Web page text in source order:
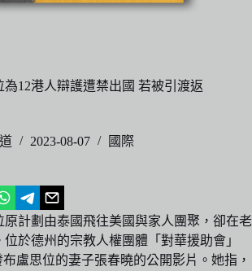
12港人辯護遭禁出國 若被引渡返
2023-08-07 國際
原計劃由泰國飛往美國與家人團聚，卻在老
於德州的宗教人權團體「對華援助會」
布盧思位的妻子張春曉的公開影片。她指，